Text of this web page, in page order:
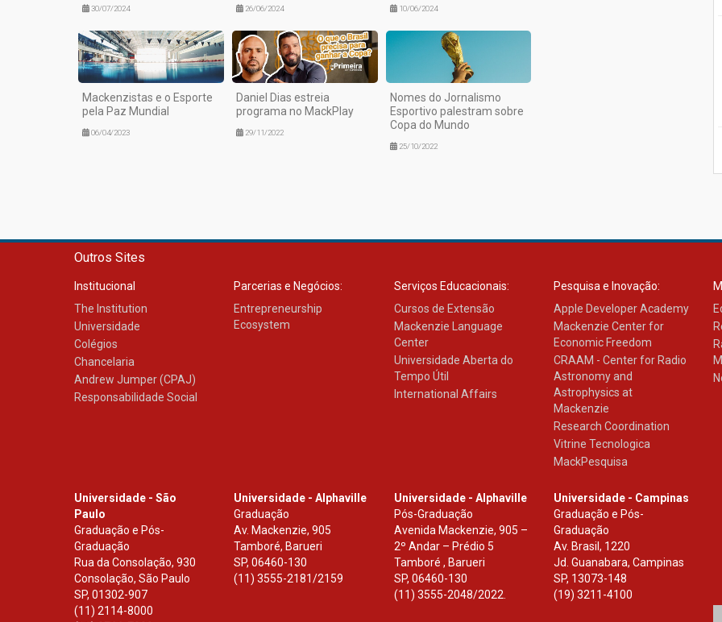
30/07/2024 26/06/2024 10/06/2024
Mackenzistas e o Esporte
pela Paz Mundial
06/04/2023
Daniel Dias estreia
programa no MackPlay
29/11/2022
Nomes do Jornalismo
Esportivo palestram sobre
Copa do Mundo
25/10/2022
Outros Sites
Institucional
The Institution
Universidade
Colégios
Chancelaria
Andrew Jumper (CPAJ)
Responsabilidade Social
Parcerias e Negócios:
Entrepreneurship
Ecosystem
Serviços Educacionais:
Cursos de Extensão
Mackenzie Language
Center
Universidade Aberta do
Tempo Útil
International Affairs
Pesquisa e Inovação:
Apple Developer Academy
Mackenzie Center for
Economic Freedom
CRAAM - Center for Radio
Astronomy and
Astrophysics at
Mackenzie
Research Coordination
Vitrine Tecnologica
MackPesquisa
Universidade - São
Paulo
Graduação e Pós-
Graduação
Rua da Consolação, 930
Consolação, São Paulo
SP, 01302-907
(11) 2114-8000
Universidade - Alphaville
Graduação
Av. Mackenzie, 905
Tamboré, Barueri
SP,06460-130
(11) 3555-2181/2159
Universidade - Alphaville
Pós-Graduação
Avenida Mackenzie, 905 –
2º Andar – Prédio 5
Tamboré , Barueri
SP, 06460-130
(11) 3555-2048/2022.
Universidade - Campinas
Graduação e Pós-
Graduação
Av. Brasil, 1220
Jd. Guanabara, Campinas
SP, 13073-148
(19) 3211-4100